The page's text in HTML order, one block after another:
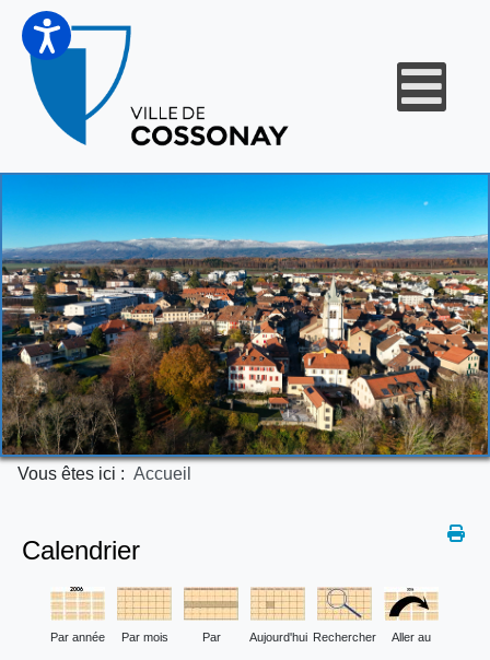
Vous êtes ici : Accueil
Calendrier
Par année Par mois Par Aujourd'hui Rechercher Aller au